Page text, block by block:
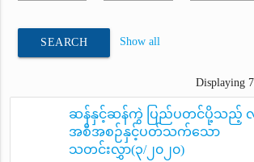
SEARCH Show all
Displaying
ဆန်နှင့်ဆန်ကွဲ ပြည်ပတင်ပို့သည့် လု
အစီအစဉ်နှင့်ပတ်သက်သော
သတင်းလွှာ(၃/၂၀၂၀)